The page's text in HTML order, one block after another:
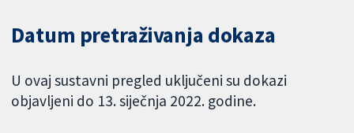
Datum pretraživanja dokaza
U ovaj sustavni pregled uključeni su dokazi
objavljeni do 13. siječnja 2022. godine.